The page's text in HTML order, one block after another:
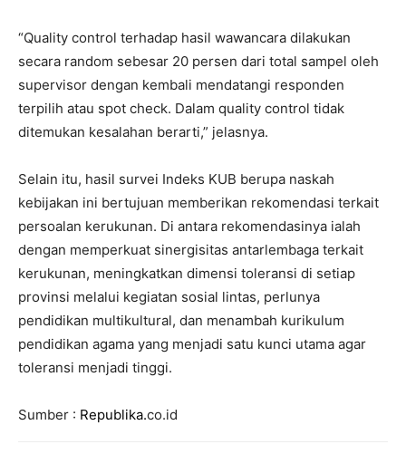
“Quality control terhadap hasil wawancara dilakukan
secara random sebesar 20 persen dari total sampel oleh
supervisor dengan kembali mendatangi responden
terpilih atau spot check. Dalam quality control tidak
ditemukan kesalahan berarti,” jelasnya.
Selain itu, hasil survei Indeks KUB berupa naskah
kebijakan ini bertujuan memberikan rekomendasi terkait
persoalan kerukunan. Di antara rekomendasinya ialah
dengan memperkuat sinergisitas antarlembaga terkait
kerukunan, meningkatkan dimensi toleransi di setiap
provinsi melalui kegiatan sosial lintas, perlunya
pendidikan multikultural, dan menambah kurikulum
pendidikan agama yang menjadi satu kunci utama agar
toleransi menjadi tinggi.
Sumber : Republika.co.id